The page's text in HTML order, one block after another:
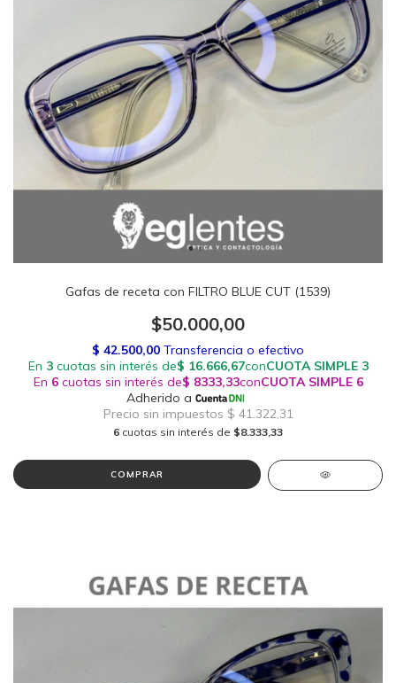
Gafas de receta con FILTRO BLUE CUT (1539)
$50.000,00
6 cuotas sin interés de $8.333,33